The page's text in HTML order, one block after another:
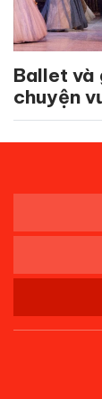
Ballet và
chuyện